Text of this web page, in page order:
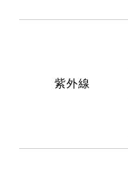
紫外線